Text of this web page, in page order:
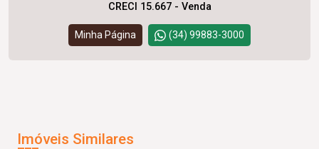
CRECI 15.667 - Venda
Minha Página (34) 99883-3000
Imóveis Similares